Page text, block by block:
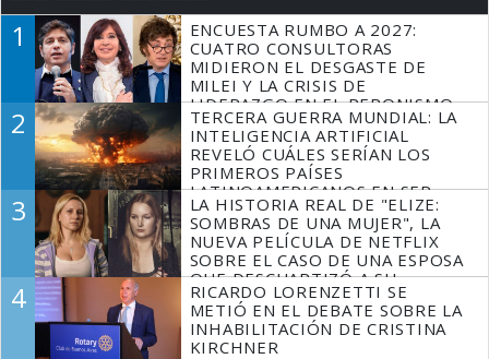
1
ENCUESTA RUMBO A 2027:
CUATRO CONSULTORAS
MIDIERON EL DESGASTE DE
MILEI Y LA CRISIS DE
LIDERAZGO EN EL PERONISMO
2
TERCERA GUERRA MUNDIAL: LA
INTELIGENCIA ARTIFICIAL
REVELÓ CUÁLES SERÍAN LOS
PRIMEROS PAÍSES
LATINOAMERICANOS EN SER
DERROTADOS
3
LA HISTORIA REAL DE "ELIZE:
SOMBRAS DE UNA MUJER", LA
NUEVA PELÍCULA DE NETFLIX
SOBRE EL CASO DE UNA ESPOSA
QUE DESCUARTIZÓ A SU
MARIDO
4
RICARDO LORENZETTI SE
METIÓ EN EL DEBATE SOBRE LA
INHABILITACIÓN DE CRISTINA
KIRCHNER